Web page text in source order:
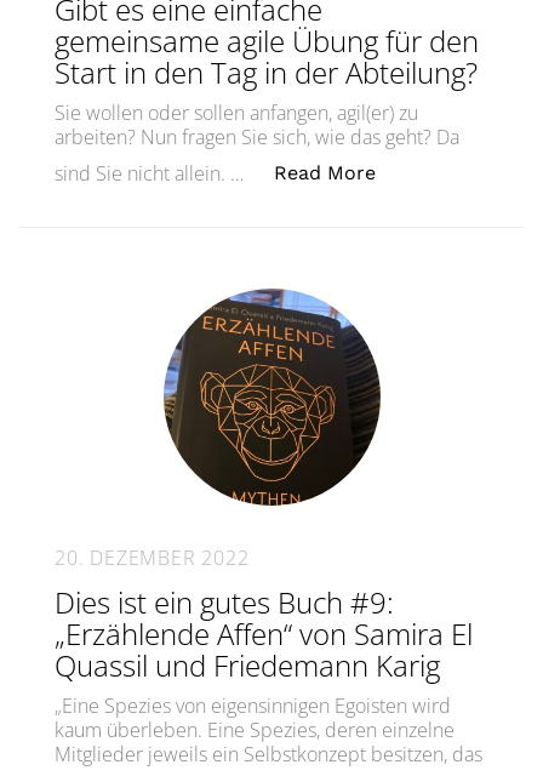
Gibt es eine einfache
gemeinsame agile Übung für den
Start in den Tag in der Abteilung?
Sie wollen oder sollen anfangen, agil(er) zu
arbeiten? Nun fragen Sie sich, wie das geht? Da
sind Sie nicht allein. …
Read More„Gibt es eine
20. DEZEMBER 2022
Dies ist ein gutes Buch #9:
„Erzählende Affen“ von Samira El
Quassil und Friedemann Karig
„Eine Spezies von eigensinnigen Egoisten wird
kaum überleben. Eine Spezies, deren einzelne
Mitglieder jeweils ein Selbstkonzept besitzen, das